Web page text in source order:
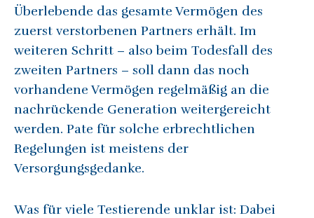
Überlebende das gesamte Vermögen des
zuerst verstorbenen Partners erhält. Im
weiteren Schritt – also beim Todesfall des
zweiten Partners – soll dann das noch
vorhandene Vermögen regelmäßig an die
nachrückende Generation weitergereicht
werden. Pate für solche erbrechtlichen
Regelungen ist meistens der
Versorgungsgedanke.
Was für viele Testierende unklar ist: Dabei